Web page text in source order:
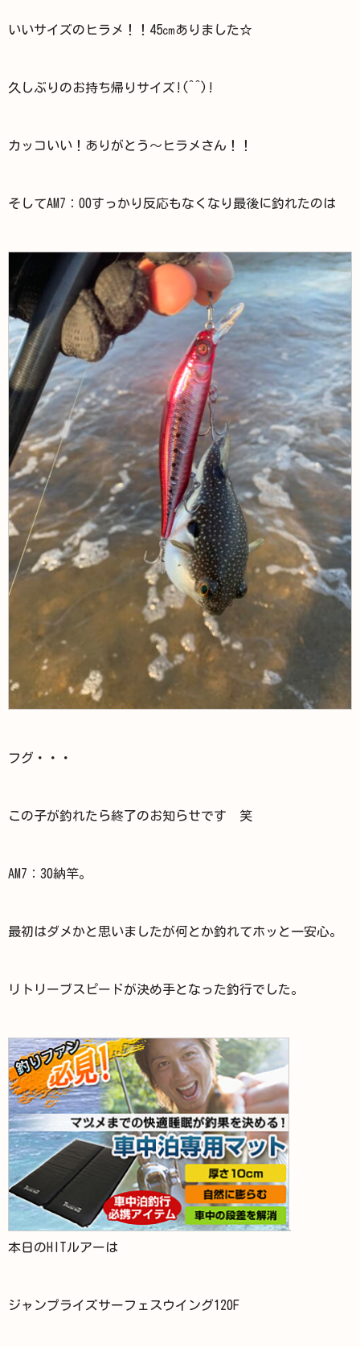
いいサイズのヒラメ！！45㎝ありました☆
久しぶりのお持ち帰りサイズ!(^^)!
カッコいい！ありがとう～ヒラメさん！！
そしてAM7：00すっかり反応もなくなり最後に釣れたのは
フグ・・・
この子が釣れたら終了のお知らせです 笑
AM7：30納竿。
最初はダメかと思いましたが何とか釣れてホッと一安心。
リトリーブスピードが決め手となった釣行でした。
本日のHITルアーは
ジャンプライズサーフェスウイング120F